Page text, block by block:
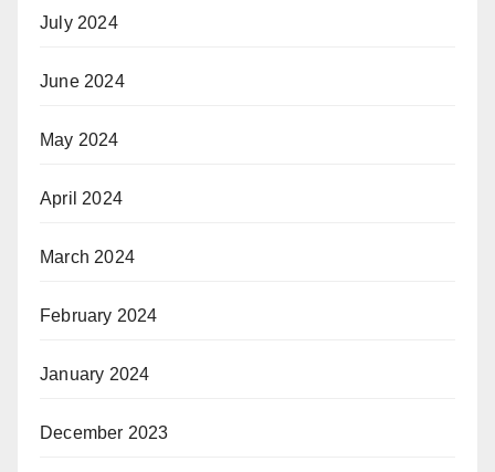
July 2024
June 2024
May 2024
April 2024
March 2024
February 2024
January 2024
December 2023